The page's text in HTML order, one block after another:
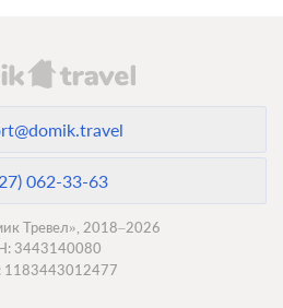
062-33-63
Тревел», 2018–2026
3443140080